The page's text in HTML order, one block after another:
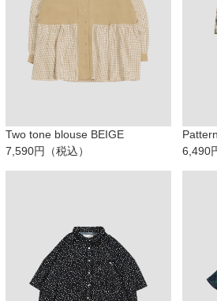
Two tone blouse BEIGE
7,590円（税込）
6,490